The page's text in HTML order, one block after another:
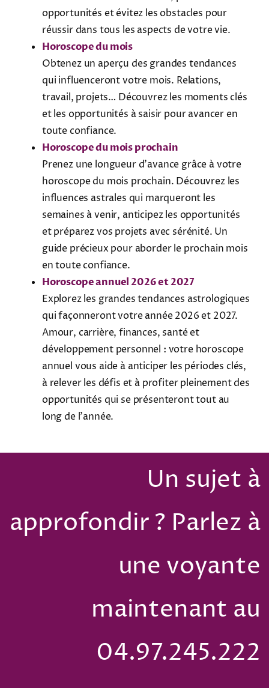
opportunités et évitez les obstacles pour
réussir dans tous les aspects de votre vie.
Horoscope du mois
Obtenez un aperçu des grandes tendances
qui influenceront votre mois. Relations,
travail, projets… Découvrez les moments clés
et les opportunités à saisir pour avancer en
toute confiance.
Horoscope du mois prochain
Prenez une longueur d’avance grâce à votre
horoscope du mois prochain. Découvrez les
influences astrales qui marqueront les
semaines à venir, anticipez les opportunités
et préparez vos projets avec sérénité. Un
guide précieux pour aborder le prochain mois
en toute confiance.
Horoscope annuel 2026 et 2027
Explorez les grandes tendances astrologiques
qui façonneront votre année 2026 et 2027.
Amour, carrière, finances, santé et
développement personnel : votre horoscope
annuel vous aide à anticiper les périodes clés,
à relever les défis et à profiter pleinement des
opportunités qui se présenteront tout au
long de l’année.
Un sujet à
approfondir ? Parlez à
une voyante
maintenant au
04.97.245.222